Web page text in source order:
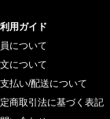
用ガイド
について
について
払い/配送について
商取引法に基づく表記